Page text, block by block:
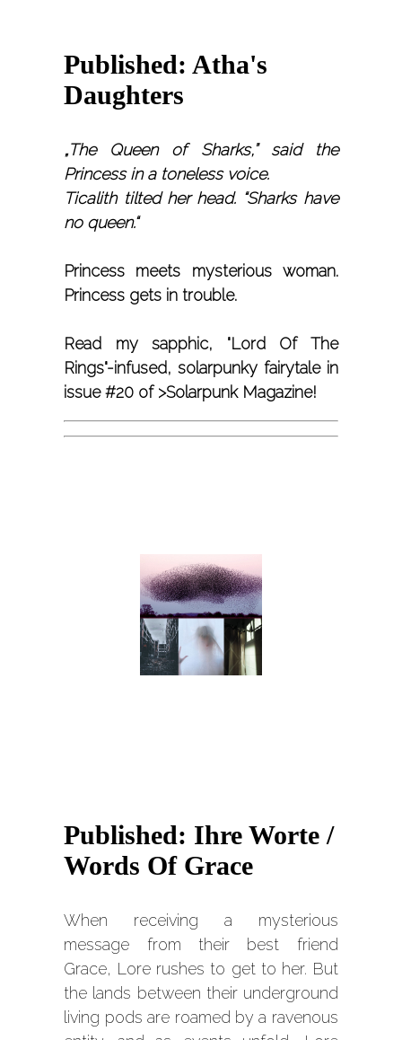
Published: Atha's
Daughters
„The Queen of Sharks,” said the
Princess in a toneless voice.
Ticalith tilted her head. “Sharks have
no queen.“
Princess meets mysterious woman.
Princess gets in trouble.
Read my sapphic, "Lord Of The
Rings"-infused, solarpunky fairytale in
issue #20 of>Solarpunk Magazine!
Published: Ihre Worte /
Words Of Grace
When receiving a mysterious
message from their best friend
Grace, Lore rushes to get to her. But
the lands between their underground
living pods are roamed by a ravenous